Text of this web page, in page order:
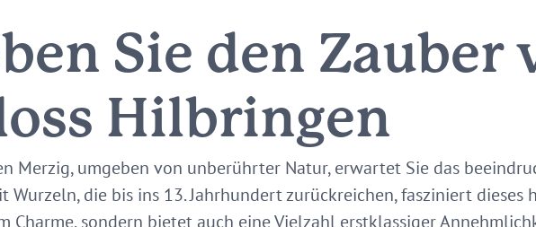
Sie den Zauber
Hilbringen
Merzig, umgeben von unberührter Natur, erwartet Sie das
Wurzeln, die bis ins 13. Jahrhundert zurückreichen, fasziniert dieses
Charme, sondern bietet auch eine Vielzahl erstklassiger